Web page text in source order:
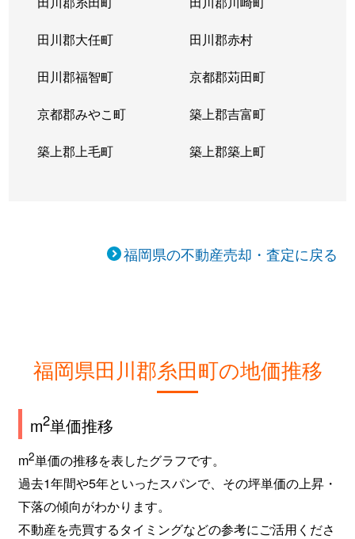
田川郡大任町 田川郡赤村
田川郡福智町 京都郡苅田町
京都郡みやこ町 築上郡吉富町
築上郡上毛町 築上郡築上町
福岡県の不動産売却・査定に戻る
福岡県田川郡糸田町の地価推移
m2単価推移
m2単価の推移を表したグラフです。
過去1年間や5年といったスパンで、その坪単価の上昇・
下落の傾向がわかります。
不動産を売買するタイミングなどの参考にご活用くださ